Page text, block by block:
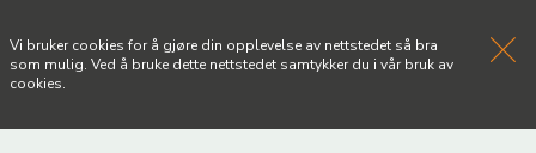
Vi bruker cookies for å gjøre din opplevelse av nettstedet så bra
som mulig. Ved å bruke dette nettstedet samtykker du i vår bruk av
cookies.